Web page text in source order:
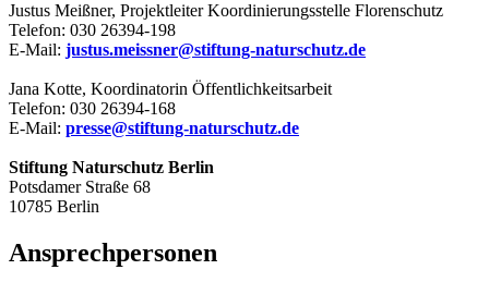
Justus Meißner, Projektleiter Koordinierungsstelle Florenschutz
Telefon: 030 26394-198
E-Mail: justus.meissner@stiftung-naturschutz.de
Jana Kotte, Koordinatorin Öffentlichkeitsarbeit
Telefon: 030 26394-168
E-Mail: presse@stiftung-naturschutz.de
Stiftung Naturschutz Berlin
Potsdamer Straße 68
10785 Berlin
Ansprechpersonen